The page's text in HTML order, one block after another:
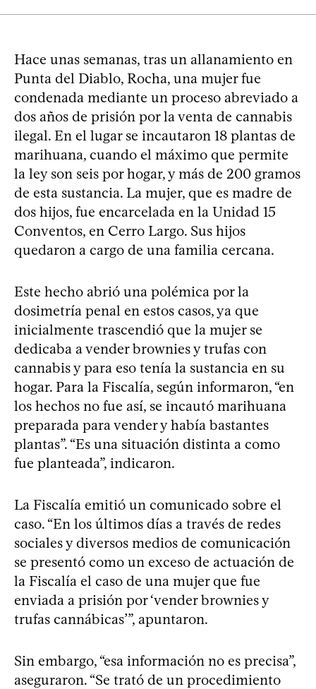
Hace unas semanas, tras un allanamiento en
Punta del Diablo, Rocha, una mujer fue
condenada mediante un proceso abreviado a
dos años de prisión por la venta de cannabis
ilegal. En el lugar se incautaron 18 plantas de
marihuana, cuando el máximo que permite
la ley son seis por hogar, y más de 200 gramos
de esta sustancia. La mujer, que es madre de
dos hijos, fue encarcelada en la Unidad 15
Conventos, en Cerro Largo. Sus hijos
quedaron a cargo de una familia cercana.
Este hecho abrió una polémica por la
dosimetría penal en estos casos, ya que
inicialmente trascendió que la mujer se
dedicaba a vender brownies y trufas con
cannabis y para eso tenía la sustancia en su
hogar. Para la Fiscalía, según informaron, “en
los hechos no fue así, se incautó marihuana
preparada para vender y había bastantes
plantas”. “Es una situación distinta a como
fue planteada”, indicaron.
La Fiscalía emitió un comunicado sobre el
caso. “En los últimos días a través de redes
sociales y diversos medios de comunicación
se presentó como un exceso de actuación de
la Fiscalía el caso de una mujer que fue
enviada a prisión por ‘vender brownies y
trufas cannábicas’”, apuntaron.
Sin embargo, “esa información no es precisa”,
aseguraron. “Se trató de un procedimiento